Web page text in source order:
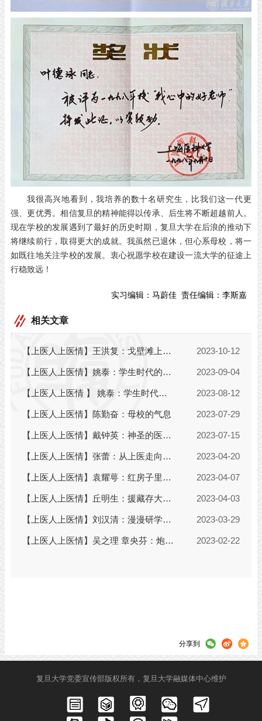
我很高兴地看到，我培养的数十名研究生，比我们这一代更
强、更优秀。相信复旦的精神能得以传承、后生将不断超越前人。
现在学校的发展遇到了最好的历史时期，复旦大学在后浪的推动下
将继续前行，取得更大的成就。我虽然已退休，但心系母校，将一
如既往地关注学校的发展。衷心祝愿学校在建设一流大学的征途上
行稳致远！
实习编辑： 马蔚佳 责任编辑： 李斯嘉
相关文章
分享到
复旦大学党委宣传部版权所有，复旦大学融媒体中心维护